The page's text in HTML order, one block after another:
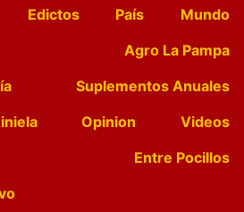
Edictos País
Mundo
Agro La Pampa
Suplementos Anuales
Opinion
Videos
Entre Pocillos